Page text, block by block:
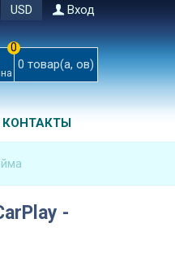
USD Вход
0
0 товар(а, ов)
КОНТАКТЫ
-